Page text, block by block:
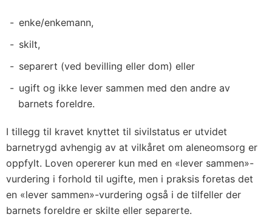
enke/enkemann,
skilt,
separert (ved bevilling eller dom) eller
ugift og ikke lever sammen med den andre av
barnets foreldre.
I tillegg til kravet knyttet til sivilstatus er utvidet
barnetrygd avhengig av at vilkåret om aleneomsorg er
oppfylt. Loven opererer kun med en «lever sammen»-
vurdering i forhold til ugifte, men i praksis foretas det
en «lever sammen»-vurdering også i de tilfeller der
barnets foreldre er skilte eller separerte.